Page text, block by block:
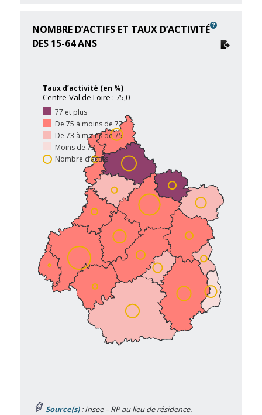
NOMBRE D’ACTIFS ET TAUX D’ACTIVITÉ
DES 15-64 ANS
77 et plus
De 75 à moins de 77
De 73 à moins de 75
Moins de 73
Nombre d’actifs
Taux d’activité (en %)
Centre-Val de Loire : 75,0
Source(s): Insee – RP au lieu de résidence.